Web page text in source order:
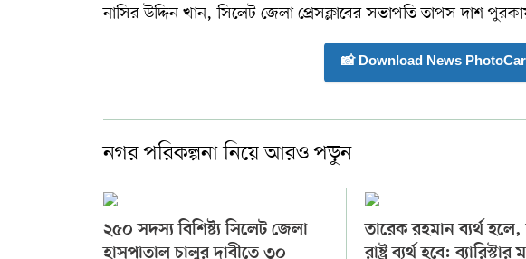
নাসির উদ্দিন খান, সিলেট জেলা প্রেসক্লাবের সভাপতি তাপস দাশ
📸 Download News
নগর পরিকল্পনা নিয়ে আরও পড়ুন
২৫০ সদস্য বিশিষ্ট্য সিলেট জেলা
হাসপাতাল চালুর দাবীতে ৩০
তারেক রহমান ব্যর্থ হলে,
রাষ্ট্র ব্যর্থ হবে: ব্যারিস্টার